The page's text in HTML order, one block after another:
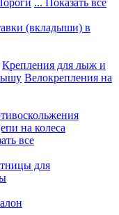
... Показать все
(вкладыши) в
Крепления для лыж и
Велокрепления на
на колеса
все
для